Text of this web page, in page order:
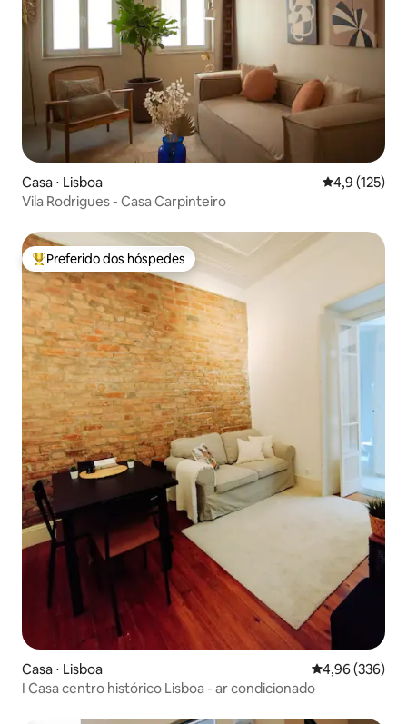
Casa ⋅ Lisboa 4,9 de uma
4,9 (125)
Vila Rodrigues - Casa Carpinteiro
Entre os melhores preferidos dos hóspedes
Preferido dos hóspedes
Casa ⋅ Lisboa 4,96 de uma
4,96 (336)
I Casa centro histórico Lisboa - ar condicionado